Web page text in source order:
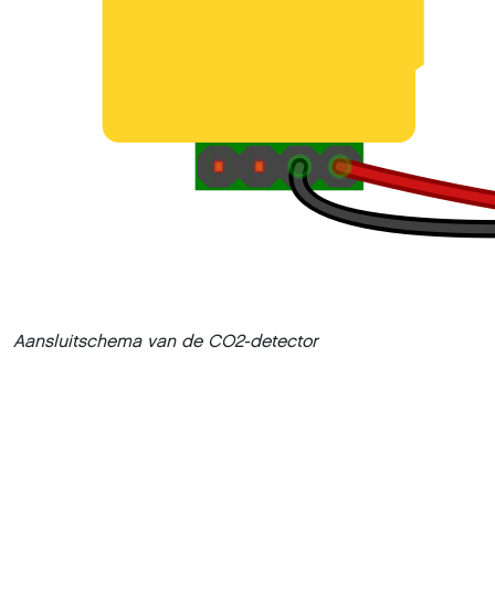
Aansluitschema van de CO2-detector